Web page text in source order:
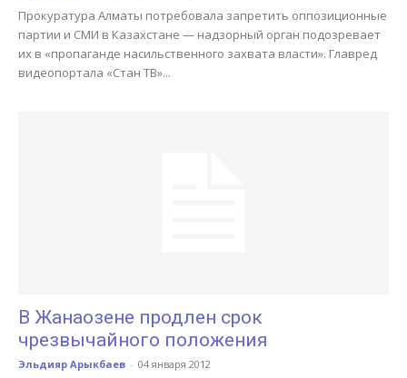
Прокуратура Алматы потребовала запретить оппозиционные
партии и СМИ в Казахстане — надзорный орган подозревает
их в «пропаганде насильственного захвата власти». Главред
видеопортала «Стан ТВ»...
В Жанаозене продлен срок
чрезвычайного положения
Эльдияр Арыкбаев - 04 января 2012